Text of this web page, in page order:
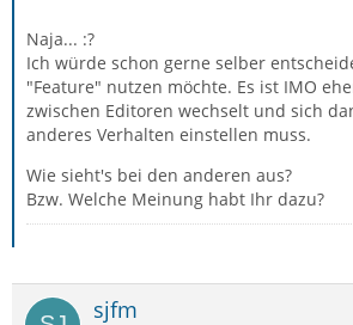
Naja... :?
Ich würde schon gerne selber
"Feature" nutzen möchte. Es ist IMO
zwischen Editoren wechselt und sich
anderes Verhalten einstellen muss.
Wie sieht's bei den anderen aus?
Bzw. Welche Meinung habt Ihr dazu?
sjfm